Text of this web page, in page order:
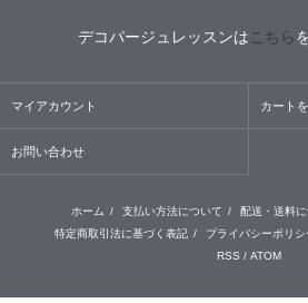
デコパージュレッスンは こちら
マイアカウント カート
お問い合わせ
ホーム / 支払い方法について / 配送・送料
特定商取引法に基づく表記 / プライバシーポリシ
RSS / ATOM